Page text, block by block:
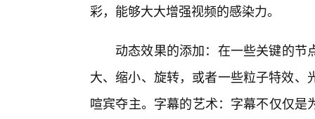
彩，能够大大增强视频的感染力。
动态效果的添加：在一些关键的
大、缩小、旋转，或者一些粒子特效
喧宾夺主。字幕的艺术：字幕不仅仅